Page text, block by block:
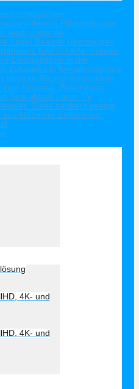
ermöglichen
Filmerlebnisse
eindrucksvolle
Laser Beamer überzeugen
und Schärfe. Freuen
Lieblingsfilme in der
Zuhauses in Kinoatmosphäre
kleinere Räume verwandeln
Kinosaal. Besonderer
Sich aktuell Laser-TV
Diese zaubern riesige
aus kürzester Entfernung.
4K- und
4K- und